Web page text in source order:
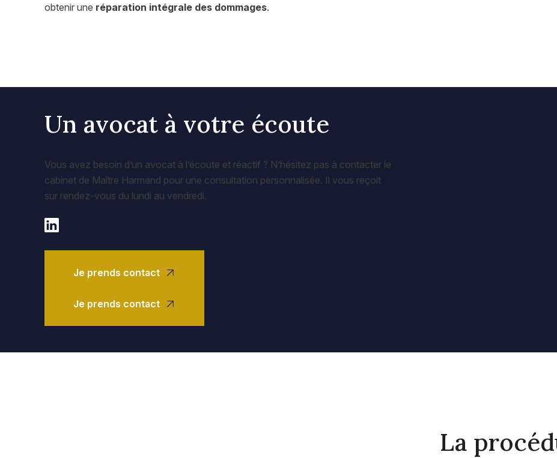
obtenir une réparation intégrale des dommages.
Un avocat à votre écoute
Vous avez besoin d’un avocat à l’écoute et réactif ? N’hésitez pas à contacter le
cabinet de Maître Harmand pour une consultation personnalisée. Il vous reçoit
sur rendez-vous du lundi au vendredi.
Je prends contact
Je prends contact
La